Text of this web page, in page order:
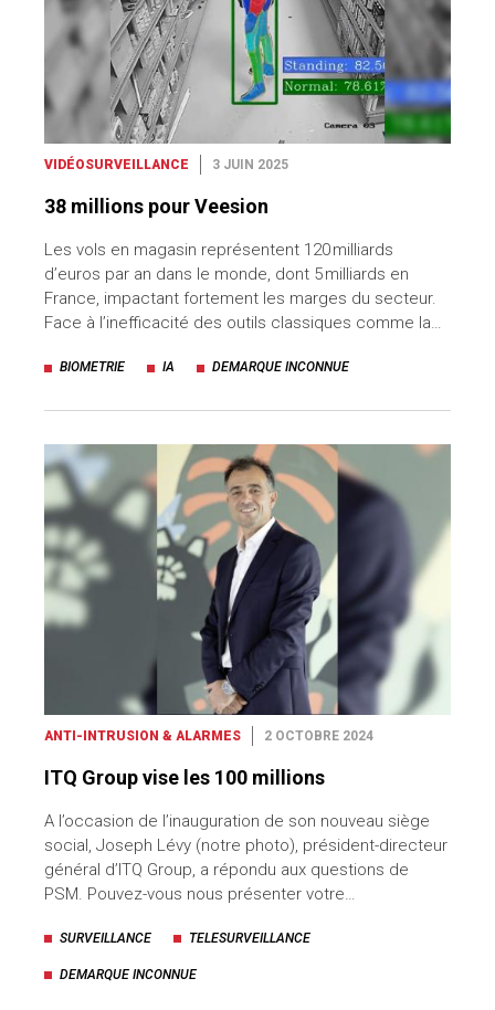
VIDÉOSURVEILLANCE 3 JUIN 2025
38 millions pour Veesion
Les vols en magasin représentent 120 milliards
d’euros par an dans le monde, dont 5 milliards en
France, impactant fortement les marges du secteur.
Face à l’inefficacité des outils classiques comme la…
BIOMETRIE IA DEMARQUE INCONNUE
ANTI-INTRUSION & ALARMES 2 OCTOBRE 2024
ITQ Group vise les 100 millions
A l’occasion de l’inauguration de son nouveau siège
social, Joseph Lévy (notre photo), président-directeur
général d’ITQ Group, a répondu aux questions de
PSM. Pouvez-vous nous présenter votre…
SURVEILLANCE TELESURVEILLANCE
DEMARQUE INCONNUE